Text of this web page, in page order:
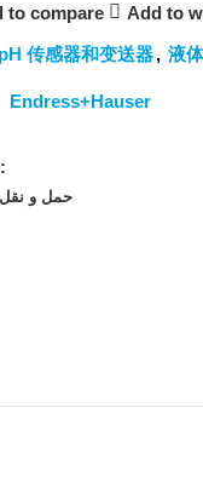
to compare Add to
pH 传感器和变送器, 液
Endress+Hauser
حمل و